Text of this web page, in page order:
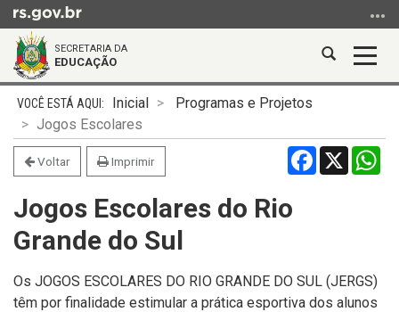
para
conteúdo
menu
para
busca
SECRETARIA DA
EDUCAÇÃO
Abrir
Início
conteúdo
Inicial
Programas e Projetos
Jogos Escolares
Voltar Imprimir Facebook
X
Jogos Escolares do Rio
Grande do Sul
Os JOGOS ESCOLARES DO RIO GRANDE DO SUL (JERGS)
têm por finalidade estimular a prática esportiva dos alunos